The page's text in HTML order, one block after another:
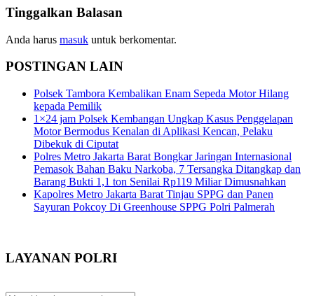
Tinggalkan Balasan
Anda harus masuk untuk berkomentar.
POSTINGAN LAIN
Polsek Tambora Kembalikan Enam Sepeda Motor Hilang
kepada Pemilik
1×24 jam Polsek Kembangan Ungkap Kasus Penggelapan
Motor Bermodus Kenalan di Aplikasi Kencan, Pelaku
Dibekuk di Ciputat
Polres Metro Jakarta Barat Bongkar Jaringan Internasional
Pemasok Bahan Baku Narkoba, 7 Tersangka Ditangkap dan
Barang Bukti 1,1 ton Senilai Rp119 Miliar Dimusnahkan
Kapolres Metro Jakarta Barat Tinjau SPPG dan Panen
Sayuran Pokcoy Di Greenhouse SPPG Polri Palmerah
LAYANAN POLRI